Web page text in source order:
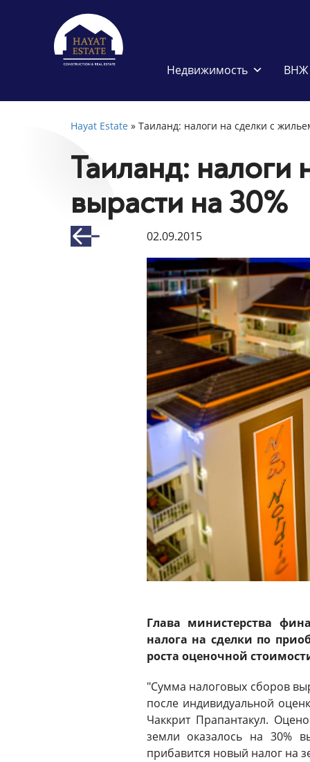
Недвижимость ВНЖ
Hayat Estate » Таиланд: налоги на сделки с
Таиланд: налоги
вырасти на 30%
02.09.2015
Глава министерства
налога на сделки по
роста оценочной
"Сумма налоговых сборов
после индивидуальной
Чаккрит Прапантакул.
земли оказалось на 30%
прибавится новый налог на